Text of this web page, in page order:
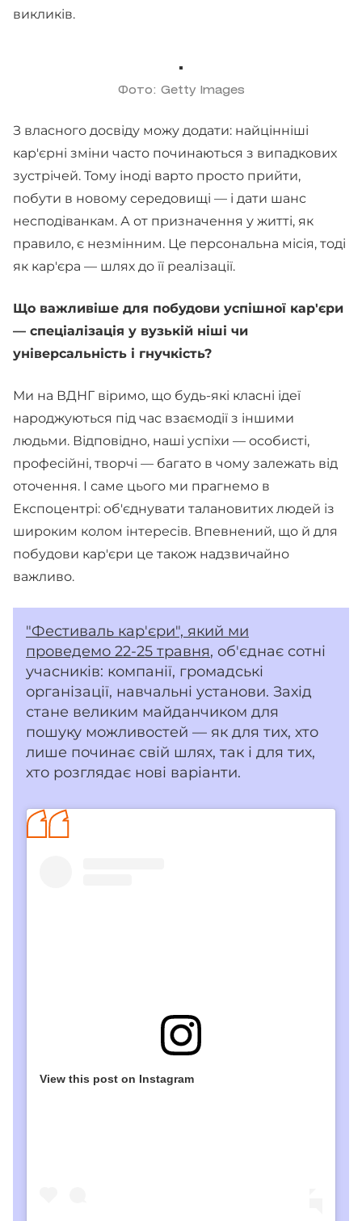
викликів.
Фото: Getty Images
З власного досвіду можу додати: найцінніші
кар'єрні зміни часто починаються з випадкових
зустрічей. Тому іноді варто просто прийти,
побути в новому середовищі — і дати шанс
несподіванкам. А от призначення у житті, як
правило, є незмінним. Це персональна місія, тоді
як кар'єра — шлях до її реалізації.
Що важливіше для побудови успішної кар'єри
— спеціалізація у вузькій ніші чи
універсальність і гнучкість?
Ми на ВДНГ віримо, що будь-які класні ідеї
народжуються під час взаємодії з іншими
людьми. Відповідно, наші успіхи — особисті,
професійні, творчі — багато в чому залежать від
оточення. І саме цього ми прагнемо в
Експоцентрі: об'єднувати талановитих людей із
широким колом інтересів. Впевнений, що й для
побудови кар'єри це також надзвичайно
важливо.
"Фестиваль кар'єри", який ми
проведемо 22-25 травня, об'єднає сотні
учасників: компанії, громадські
організації, навчальні установи. Захід
стане великим майданчиком для
пошуку можливостей — як для тих, хто
лише починає свій шлях, так і для тих,
хто розглядає нові варіанти.
View this post on Instagram